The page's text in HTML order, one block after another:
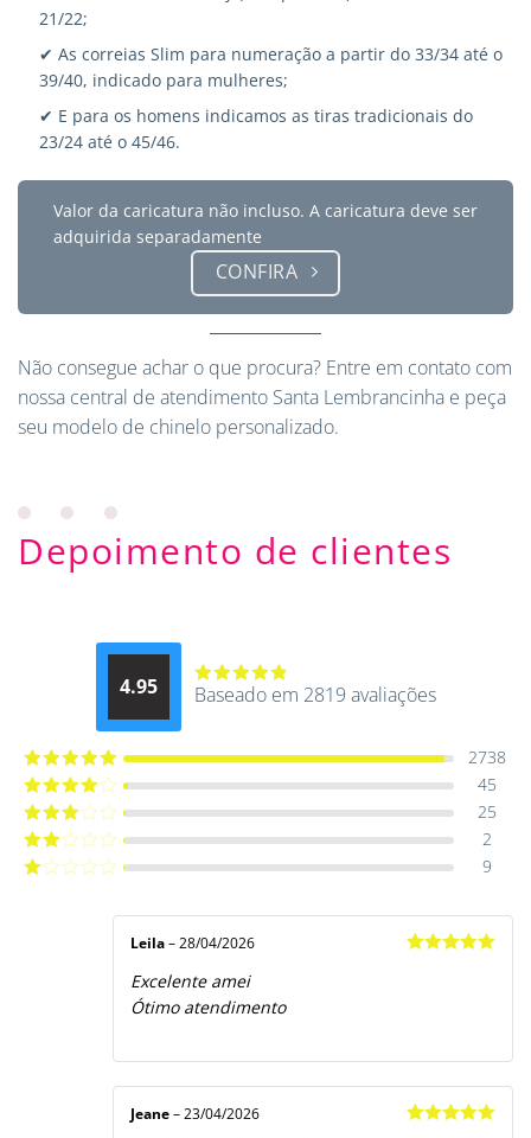
21/22;
✔ As correias Slim para numeração a partir do 33/34 até o
39/40, indicado para mulheres;
✔ E para os homens indicamos as tiras tradicionais do
23/24 até o 45/46.
Valor da caricatura não incluso. A caricatura deve ser
adquirida separadamente
CONFIRA
Não consegue achar o que procura? Entre em contato com
nossa central de atendimento Santa Lembrancinha e peça
seu modelo de chinelo personalizado.
Depoimento de clientes
4.95
Avaliação
Baseado em 2819 avaliações
Avaliação5
2738
Avaliação
45
Avaliação
25
Avaliação
2
9
Leila – 28/04/2026
Excelente amei
Ótimo atendimento
Jeane – 23/04/2026